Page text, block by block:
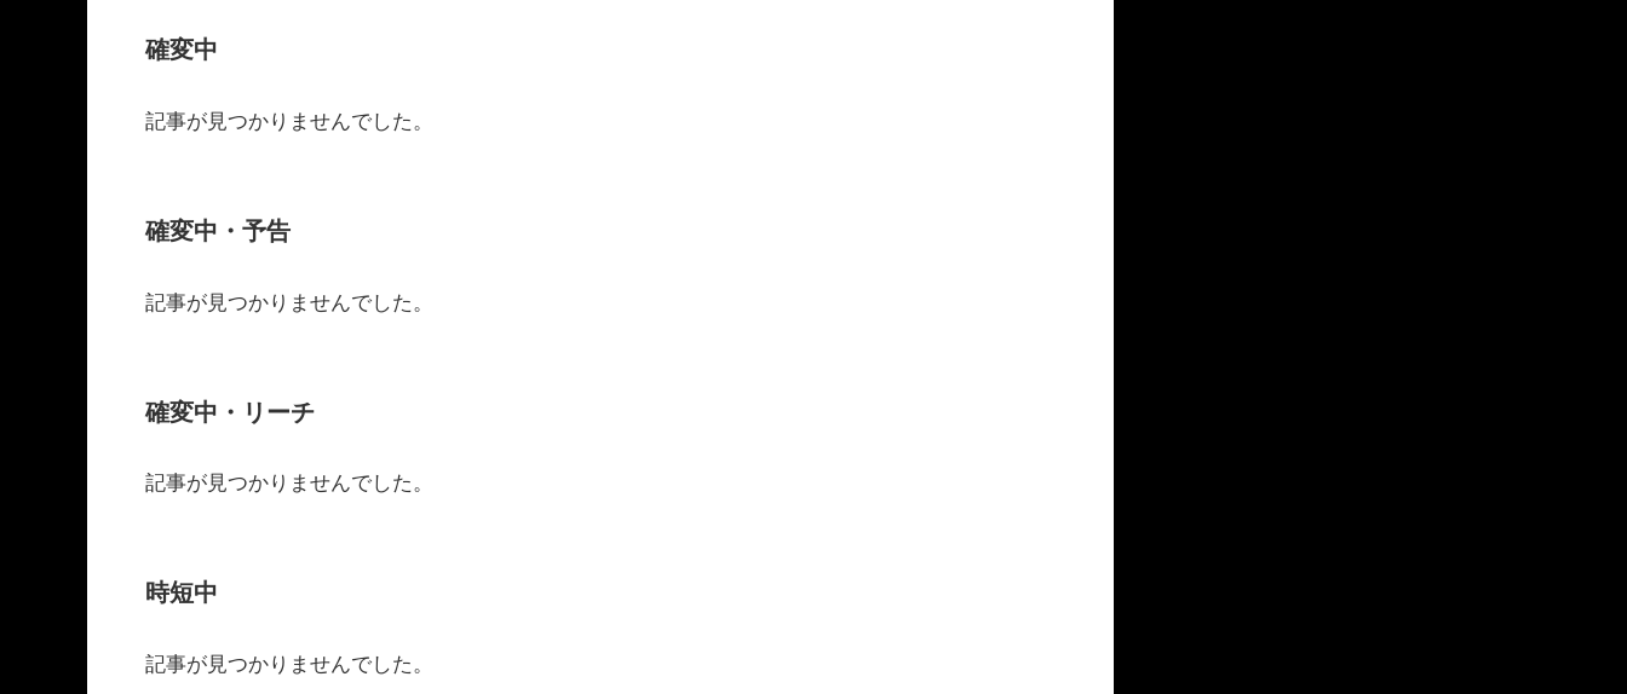
確変中
記事が見つかりませんでした。
確変中・予告
記事が見つかりませんでした。
確変中・リーチ
記事が見つかりませんでした。
時短中
記事が見つかりませんでした。